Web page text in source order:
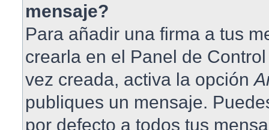
mensaje?
Para añadir una firma a tus
crearla en el Panel de
vez creada, activa la opción
publiques un mensaje.
por defecto a todos tus